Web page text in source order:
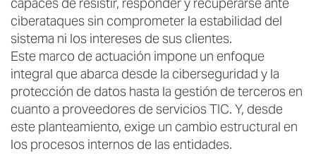
ciberataques sin comprometer la estabilidad del
sistema ni los intereses de sus clientes.
Este marco de actuación impone un enfoque
integral que abarca desde la ciberseguridad y la
protección de datos hasta la gestión de terceros en
cuanto a proveedores de servicios TIC. Y, desde
este planteamiento, exige un cambio estructural en
los procesos internos de las entidades.